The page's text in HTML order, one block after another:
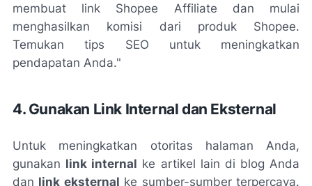
membuat link Shopee Affiliate dan mulai
menghasilkan komisi dari produk Shopee.
Temukan tips SEO untuk meningkatkan
pendapatan Anda."
4. Gunakan Link Internal dan Eksternal
Untuk meningkatkan otoritas halaman Anda,
gunakan link internal ke artikel lain di blog Anda
dan link eksternal ke sumber-sumber terpercaya.